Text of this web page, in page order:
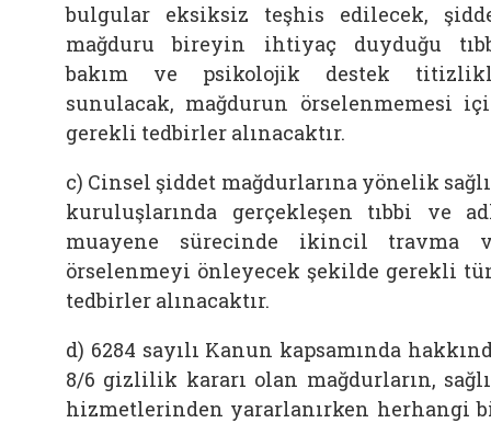
bulgular eksiksiz teşhis edilecek,
mağduru bireyin ihtiyaç duyduğu
bakım ve psikolojik destek
sunulacak, mağdurun örselenmemesi
gerekli tedbirler alınacaktır.
c) Cinsel şiddet mağdurlarına yönelik
kuruluşlarında gerçekleşen tıbbi ve
muayene sürecinde ikincil travma
örselenmeyi önleyecek şekilde gerekli
tedbirler alınacaktır.
d) 6284 sayılı Kanun kapsamında
8/6 gizlilik kararı olan mağdurların,
hizmetlerinden yararlanırken herhangi